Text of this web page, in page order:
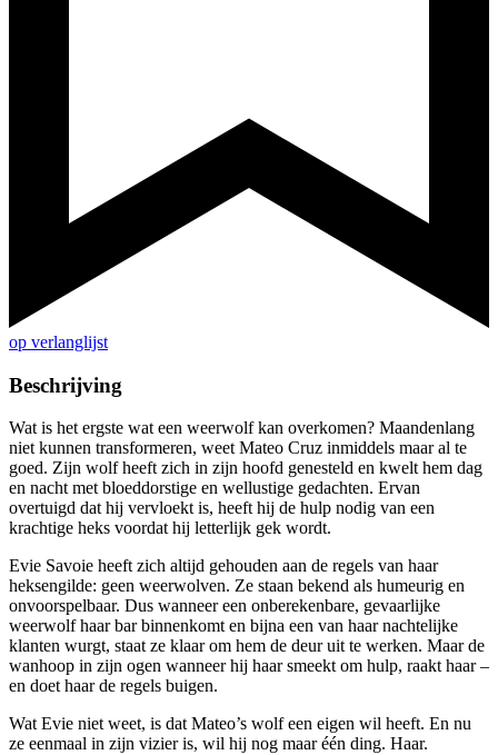
op verlanglijst
Beschrijving
Wat is het ergste wat een weerwolf kan overkomen? Maandenlang
niet kunnen transformeren, weet Mateo Cruz inmiddels maar al te
goed. Zijn wolf heeft zich in zijn hoofd genesteld en kwelt hem dag
en nacht met bloeddorstige en wellustige gedachten. Ervan
overtuigd dat hij vervloekt is, heeft hij de hulp nodig van een
krachtige heks voordat hij letterlijk gek wordt.
Evie Savoie heeft zich altijd gehouden aan de regels van haar
heksengilde: geen weerwolven. Ze staan bekend als humeurig en
onvoorspelbaar. Dus wanneer een onberekenbare, gevaarlijke
weerwolf haar bar binnenkomt en bijna een van haar nachtelijke
klanten wurgt, staat ze klaar om hem de deur uit te werken. Maar de
wanhoop in zijn ogen wanneer hij haar smeekt om hulp, raakt haar –
en doet haar de regels buigen.
Wat Evie niet weet, is dat Mateo’s wolf een eigen wil heeft. En nu
ze eenmaal in zijn vizier is, wil hij nog maar één ding. Haar.